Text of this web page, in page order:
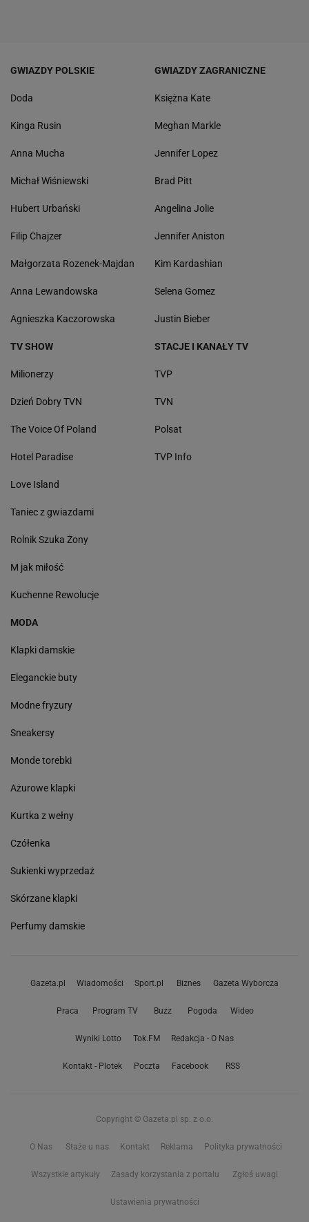
GWIAZDY POLSKIE
Doda
Kinga Rusin
Anna Mucha
Michał Wiśniewski
Hubert Urbański
Filip Chajzer
Małgorzata Rozenek-Majdan
Anna Lewandowska
Agnieszka Kaczorowska
GWIAZDY ZAGRANICZNE
Księżna Kate
Meghan Markle
Jennifer Lopez
Brad Pitt
Angelina Jolie
Jennifer Aniston
Kim Kardashian
Selena Gomez
Justin Bieber
TV SHOW
Milionerzy
Dzień Dobry TVN
The Voice Of Poland
Hotel Paradise
Love Island
Taniec z gwiazdami
Rolnik Szuka Żony
M jak miłość
Kuchenne Rewolucje
STACJE I KANAŁY TV
TVP
TVN
Polsat
TVP Info
MODA
Klapki damskie
Eleganckie buty
Modne fryzury
Sneakersy
Monde torebki
Ażurowe klapki
Kurtka z wełny
Czółenka
Sukienki wyprzedaż
Skórzane klapki
Perfumy damskie
Gazeta.pl Wiadomości Sport.pl Biznes Gazeta Wyborcza
Praca Program TV Buzz Pogoda Wideo
Wyniki Lotto Tok.FM Redakcja - O Nas
Kontakt - Plotek Poczta Facebook RSS
Copyright © Gazeta.pl sp. z o.o.
O Nas Staże u nas Kontakt Reklama Polityka prywatności
Wszystkie artykuły Zasady korzystania z portalu Zgłoś uwagi
Ustawienia prywatności